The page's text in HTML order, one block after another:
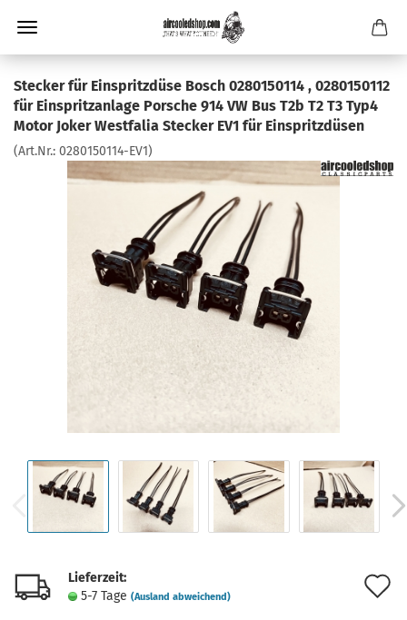
Stecker für Einspritzdüse Bosch 0280150114 , 0280150112
für Einspritzanlage Porsche 914 VW Bus T2b T2 T3 Typ4
Motor Joker Westfalia Stecker EV1 für Einspritzdüsen
(Art.Nr.: 0280150114-EV1)
Lieferzeit:
5-7 Tage (Ausland abweichend)